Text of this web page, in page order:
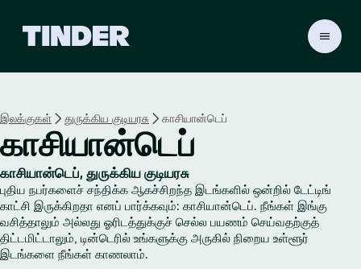
ம்
இலக்குகள் துருக்கிய குடியரசு காசியான்டெப்
காசியான்டெப்
காசியான்டெப், துருக்கிய குடியரசு
புதிய நபர்களைச் சந்திக்க ஆகச்சிறந்த இடங்களில் ஒன்றில் டேட்டிங்
காட்சி இருக்கிறதா எனப் பார்க்கவும்: காசியான்டெப். நீங்கள் இங்கு
வசித்தாலும் அல்லது ஓரிடத்துக்குச் செல்ல பயணம் செய்வதற்குத்
திட்டமிட்டாலும், டின்டெரில் உங்களுக்கு அருகில் நிறைய உள்ளூர்
இடங்களை நீங்கள் காணலாம்.